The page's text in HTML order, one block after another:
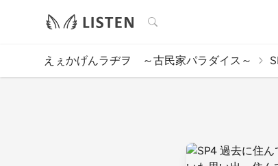
検索
えぇかげんラヂヲ ～古民家パラダイス～